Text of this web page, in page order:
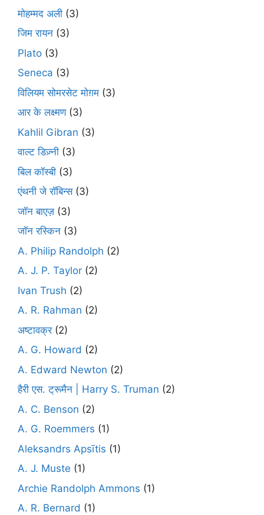
मोहम्मद अली (3)
जिम रायन (3)
Plato (3)
Seneca (3)
विलियम सोमरसेट मोग़म (3)
आर के लक्ष्मण(3)
Kahlil Gibran (3)
वाल्ट डिज़्नी (3)
बिल कॉस्बी (3)
एंथनी जे रॉबिन्स(3)
जॉन बाएज़ (3)
जॉन रस्किन (3)
A. Philip Randolph (2)
A. J. P. Taylor (2)
Ivan Trush (2)
A. R. Rahman (2)
अष्टावक्र(2)
A. G. Howard (2)
A. Edward Newton (2)
हैरी एस. ट्रूमैन | Harry S. Truman (2)
A. C. Benson (2)
A. G. Roemmers (1)
Aleksandrs Apsītis (1)
A. J. Muste (1)
Archie Randolph Ammons (1)
A. R. Bernard (1)